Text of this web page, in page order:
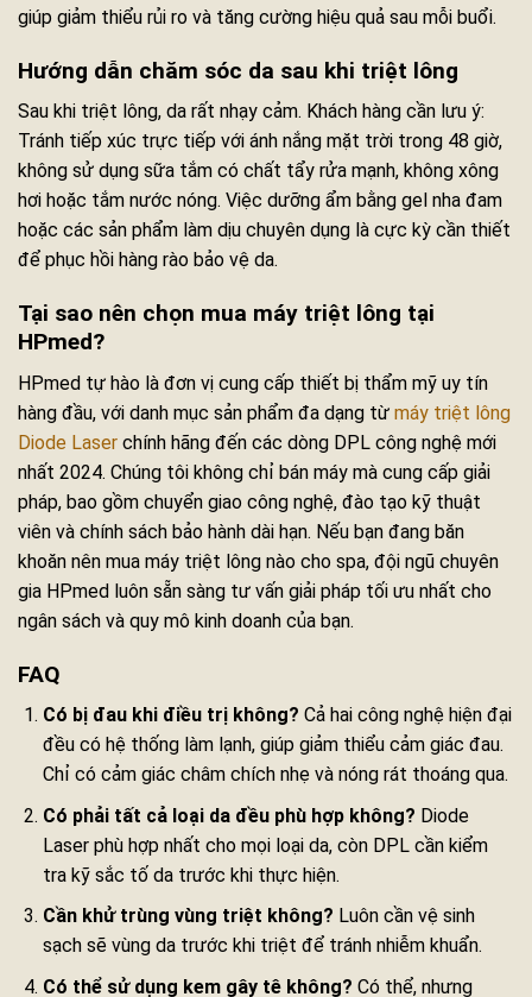
giúp giảm thiểu rủi ro và tăng cường hiệu quả sau mỗi buổi.
Hướng dẫn chăm sóc da sau khi triệt lông
Sau khi triệt lông, da rất nhạy cảm. Khách hàng cần lưu ý:
Tránh tiếp xúc trực tiếp với ánh nắng mặt trời trong 48 giờ,
không sử dụng sữa tắm có chất tẩy rửa mạnh, không xông
hơi hoặc tắm nước nóng. Việc dưỡng ẩm bằng gel nha đam
hoặc các sản phẩm làm dịu chuyên dụng là cực kỳ cần thiết
để phục hồi hàng rào bảo vệ da.
Tại sao nên chọn mua máy triệt lông tại
HPmed?
HPmed tự hào là đơn vị cung cấp thiết bị thẩm mỹ uy tín
hàng đầu, với danh mục sản phẩm đa dạng từ máy triệt lông
Diode Laser chính hãng đến các dòng DPL công nghệ mới
nhất 2024. Chúng tôi không chỉ bán máy mà cung cấp giải
pháp, bao gồm chuyển giao công nghệ, đào tạo kỹ thuật
viên và chính sách bảo hành dài hạn. Nếu bạn đang băn
khoăn nên mua máy triệt lông nào cho spa, đội ngũ chuyên
gia HPmed luôn sẵn sàng tư vấn giải pháp tối ưu nhất cho
ngân sách và quy mô kinh doanh của bạn.
FAQ
Có bị đau khi điều trị không? Cả hai công nghệ hiện đại
đều có hệ thống làm lạnh, giúp giảm thiểu cảm giác đau.
Chỉ có cảm giác châm chích nhẹ và nóng rát thoáng qua.
Có phải tất cả loại da đều phù hợp không? Diode
Laser phù hợp nhất cho mọi loại da, còn DPL cần kiểm
tra kỹ sắc tố da trước khi thực hiện.
Cần khử trùng vùng triệt không? Luôn cần vệ sinh
sạch sẽ vùng da trước khi triệt để tránh nhiễm khuẩn.
Có thể sử dụng kem gây tê không? Có thể, nhưng